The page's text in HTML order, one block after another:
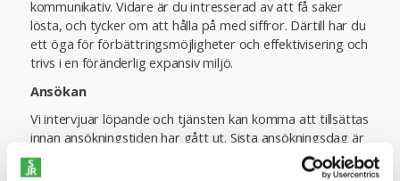
kommunikativ. Vidare är du intresserad av att få saker
lösta, och tycker om att hålla på med siffror. Därtill har du
ett öga för förbättringsmöjligheter och effektivisering och
trivs i en föränderlig expansiv miljö.
Ansökan
Vi intervjuar löpande och tjänsten kan komma att tillsättas
innan ansökningstiden har gått ut. Sista ansökningsdag är
2024-10-08.